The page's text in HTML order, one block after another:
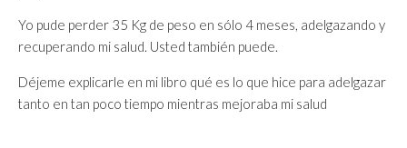
Yo pude perder 35 Kg de peso en sólo 4 meses, adelgazando y
recuperando mi salud. Usted también puede.
Déjeme explicarle en mi libro qué es lo que hice para adelgazar
tanto en tan poco tiempo mientras mejoraba mi salud